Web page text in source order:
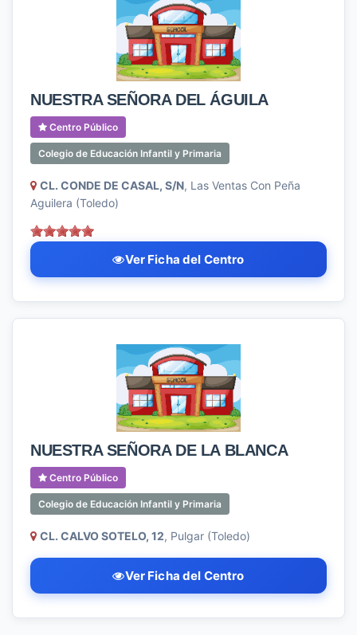
NUESTRA SEÑORA DEL ÁGUILA
Centro Público
Colegio de Educación Infantil y Primaria
CL. CONDE DE CASAL, S/N, Las Ventas Con Peña
Aguilera (Toledo)
Ver Ficha del Centro
NUESTRA SEÑORA DE LA BLANCA
Centro Público
Colegio de Educación Infantil y Primaria
CL. CALVO SOTELO, 12, Pulgar (Toledo)
Ver Ficha del Centro